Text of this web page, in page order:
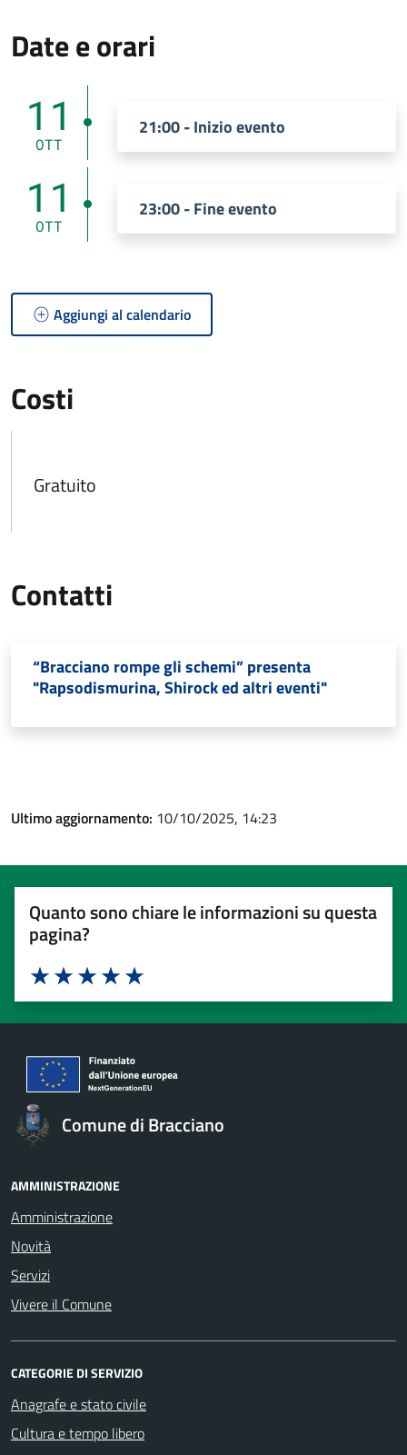
Date e orari
11
OTT
21:00 - Inizio evento
11
OTT
23:00 - Fine evento
Aggiungi al calendario
Costi
Gratuito
Contatti
“Bracciano rompe gli schemi” presenta
"Rapsodismurina, Shirock ed altri eventi"
Ultimo aggiornamento: 10/10/2025, 14:23
Quanto sono chiare le informazioni su questa
pagina?
Valuta 5 stelle su 5
Valuta 4 stelle su 5
Valuta 3 stelle su 5
Valuta 2 stelle su 5
Valuta 1 stelle su 5
Comune di Bracciano
AMMINISTRAZIONE
Amministrazione
Novità
Servizi
Vivere il Comune
CATEGORIE DI SERVIZIO
Anagrafe e stato civile
Cultura e tempo libero